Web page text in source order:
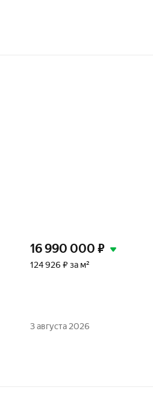
16 990 000 ₽
124 926 ₽ за м²
3 августа 2026